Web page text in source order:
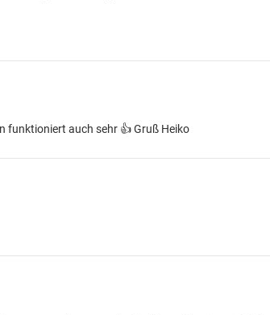
funktioniert auch sehr 👍 Gruß Heiko